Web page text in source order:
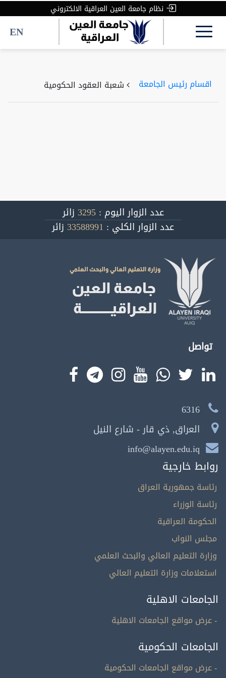
نظام جامعة العين العراقية الالكتروني
EN
اقسام رئيس الجامعة شعبة العقود الحكومية
عدد الزوار اليوم :3295 زائر
عدد الزوار الكلي : 33588991 زائر
تواصل
6316
العراق, ذي قار - شارع النيل
info@alayen.edu.iq
روابط خارجية
رئاسة جمهورية العراق
رئاسة الوزراء
الحكومة العراقية
مجلس النواب
وزارة التعليم العالي والبحث العلمي
استعلامات وزارة التعليم العالي
الجامعات الاهلية
- عرض مواقع الجامعات الاهلية
الجامعات الحكومية
- عرض مواقع الجامعات الحكومية